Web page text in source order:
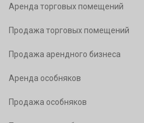
Аренда торговых помещений
Продажа торговых помещений
Продажа арендного бизнеса
Аренда особняков
Продажа особняков